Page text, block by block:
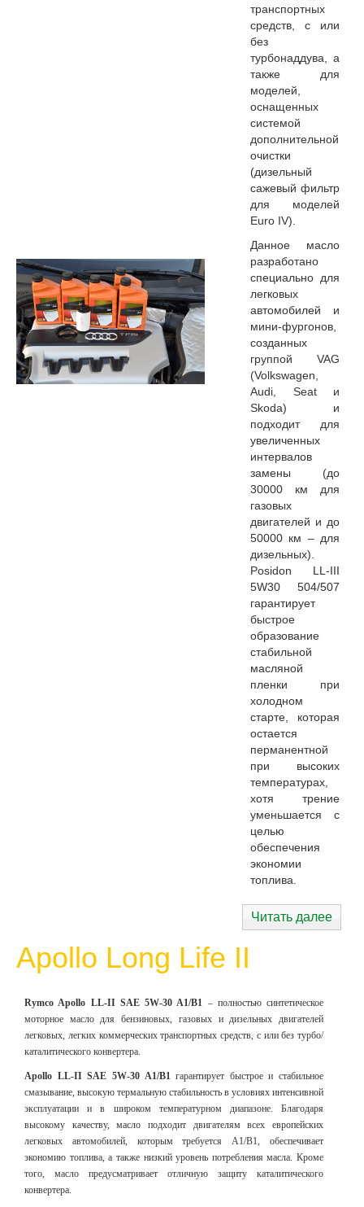
транспортных
средств, с или
без
турбонаддува, а
также для
моделей,
оснащенных
системой
дополнительной
очистки
(дизельный
сажевый фильтр
для моделей
Euro IV).
Данное масло
разработано
специально для
легковых
автомобилей и
мини-фургонов,
созданных
группой VAG
(Volkswagen,
Audi, Seat и
Skoda) и
подходит для
увеличенных
интервалов
замены (до
30000 км для
газовых
двигателей и до
50000 км – для
дизельных).
Posidon LL-III
5W30 504/507
гарантирует
быстрое
образование
стабильной
масляной
пленки при
холодном
старте, которая
остается
перманентной
при высоких
температурах,
хотя трение
уменьшается с
целью
обеспечения
экономии
топлива.
Читать далее
Apollo Long Life II
Rymco Apollo LL-II SAE 5W-30 A1/B1 – полностью синтетическое
моторное масло для бензиновых, газовых и дизельных двигателей
легковых, легких коммерческих транспортных средств, с или без турбо/
каталитического конвертера.
Apollo LL-II SAE 5W-30 A1/B1гарантирует быстрое и стабильное
смазывание, высокую термальную стабильность в условиях интенсивной
эксплуатации и в широком температурном диапазоне. Благодаря
высокому качеству, масло подходит двигателям всех европейских
легковых автомобилей, которым требуется A1/B1, обеспечивает
экономию топлива, а также низкий уровень потребления масла. Кроме
того, масло предусматривает отличную защиту каталитического
конвертера.